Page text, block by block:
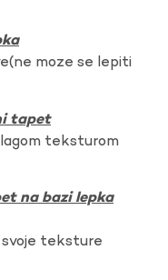
moze se lepiti
tapet
teksturom
na bazi lepka
svoje teksture